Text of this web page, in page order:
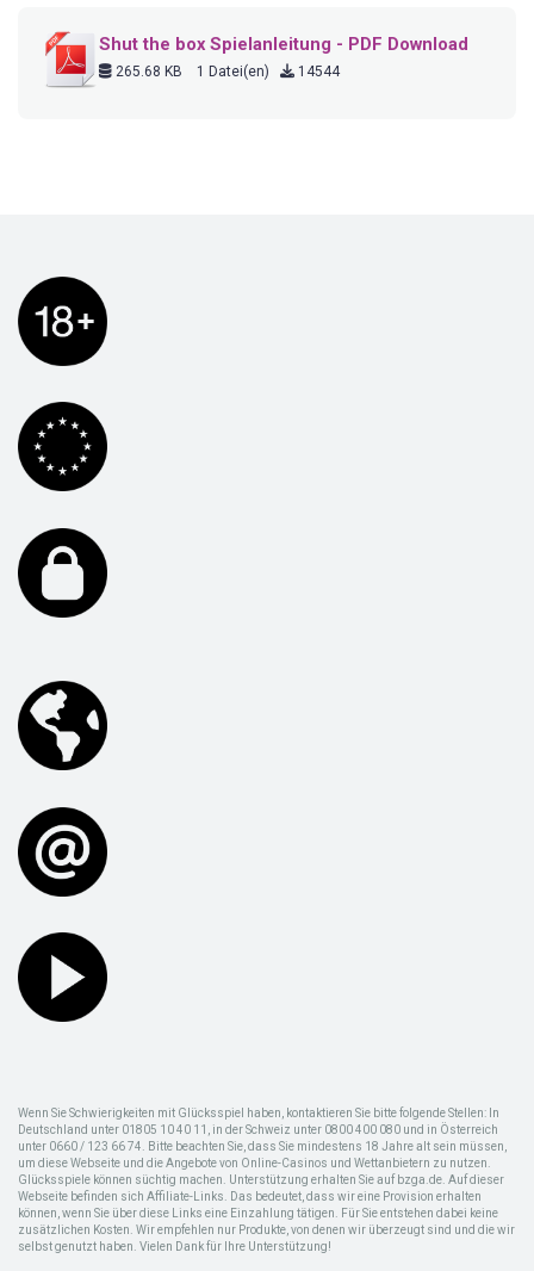
Shut the box Spielanleitung - PDF Download
265.68 KB 1 Datei(en) 14544
Wenn Sie Schwierigkeiten mit Glücksspiel haben, kontaktieren Sie bitte folgende Stellen: In
Deutschland unter 01805 10 40 11, in der Schweiz unter 0800 400 080 und in Österreich
unter 0660 / 123 66 74. Bitte beachten Sie, dass Sie mindestens 18 Jahre alt sein müssen,
um diese Webseite und die Angebote von Online-Casinos und Wettanbietern zu nutzen.
Glücksspiele können süchtig machen. Unterstützung erhalten Sie auf bzga.de. Auf dieser
Webseite befinden sich Affiliate-Links. Das bedeutet, dass wir eine Provision erhalten
können, wenn Sie über diese Links eine Einzahlung tätigen. Für Sie entstehen dabei keine
zusätzlichen Kosten. Wir empfehlen nur Produkte, von denen wir überzeugt sind und die wir
selbst genutzt haben. Vielen Dank für Ihre Unterstützung!